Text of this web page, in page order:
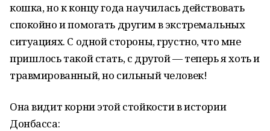
кошка, но к концу года научилась действовать
спокойно и помогать другим в экстремальных
ситуациях. С одной стороны, грустно, что мне
пришлось такой стать, с другой — теперь я хоть и
травмированный, но сильный человек!
Она видит корни этой стойкости в истории
Донбасса: